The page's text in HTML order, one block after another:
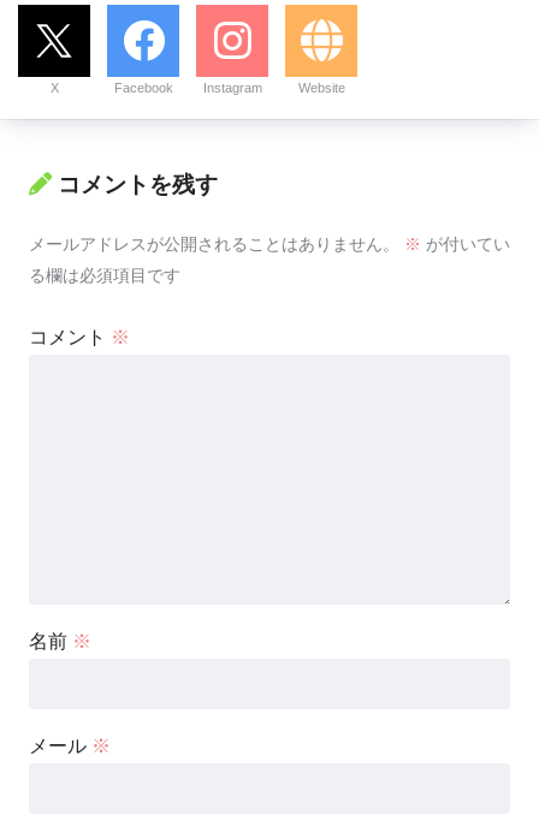
X Facebook Instagram Website
コメントを残す
メールアドレスが公開されることはありません。 ※ が付いてい
る欄は必須項目です
コメント ※
名前 ※
メール ※